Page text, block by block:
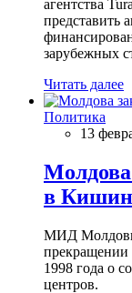
агентства
представить
зарубежных
Читать далее
Политика
13
в
МИД Молдовы
прекращении
1998 года о
центров.